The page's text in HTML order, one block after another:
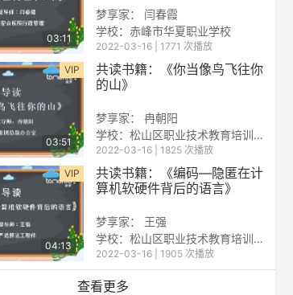
03:11
梦享家： 闫春霞
学校：赤峰市华夏职业学校
2022-03-16 | 1771 次播放
VIP
03:51
共读书籍：《你当像鸟飞往你
的山》
梦享家： 冉朝阳
学校：松山区职业技术教育培训中心
2022-03-16 | 1825 次播放
VIP
04:13
共读书籍：《编码—隐匿在计
算机软硬件背后的语言》
梦享家： 王强
学校：松山区职业技术教育培训中心
2022-03-16 | 1905 次播放
查看更多